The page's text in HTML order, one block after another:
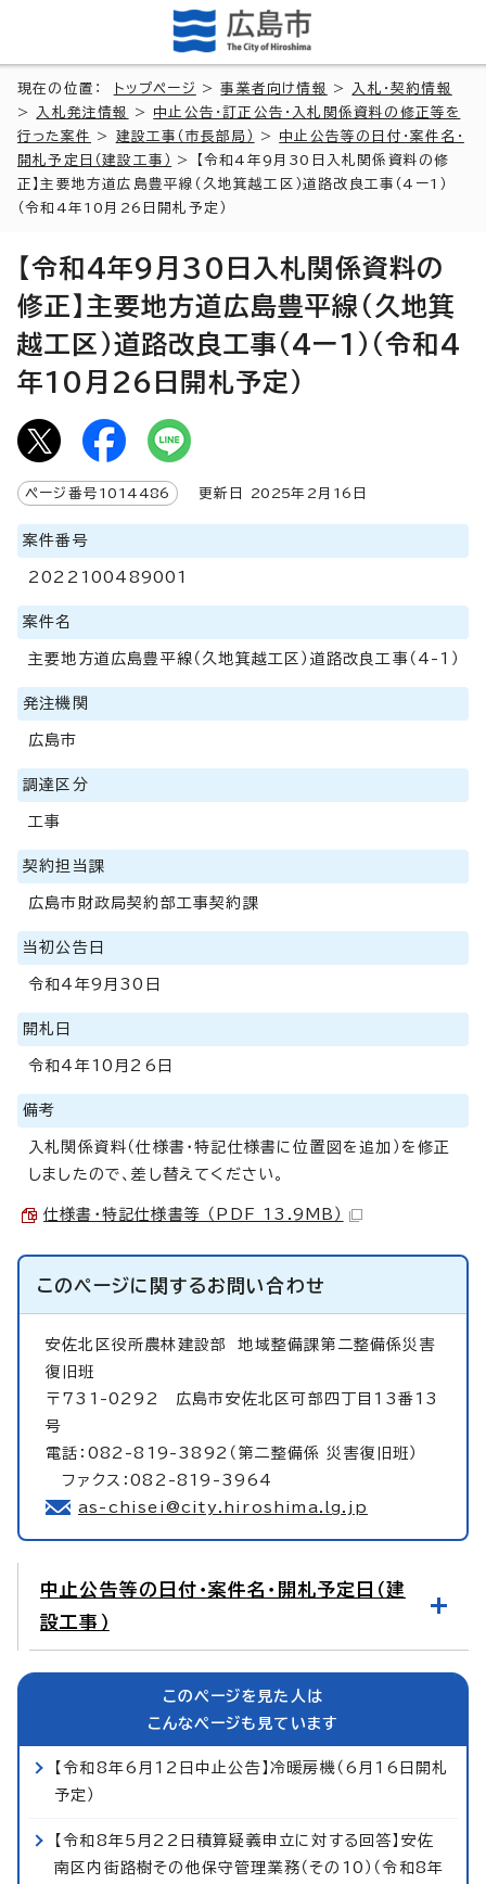
現在の位置： トップページ >事業者向け情報 >
入札・契約情報
>
入札発注情報 > 中止公告・訂正公告・入札関係資料の修正等を
行った案件
> 建設工事（市長部局） > 中止公告等の日付・案件名・
開札予定日（建設工事）
> 【令和4年9月30日入札関係資料の修
正】主要地方道広島豊平線（久地箕越工区）道路改良工事（4ー1）
（令和4年10月26日開札予定）
【令和4年9月30日入札関係資料の
修正】主要地方道広島豊平線（久地箕
越工区）道路改良工事（4ー1）（令和4
年10月26日開札予定）
ページ番号 1014486 更新日 2025年2月 16 日
案件番号
2022100489001
案件名
主要地方道広島豊平線（久地箕越工区）道路改良工事（4-1）
発注機関
広島市
調達区分
工事
契約担当課
広島市財政局契約部工事契約課
当初公告日
令和4年9月30日
開札日
令和4年10月26日
備考
入札関係資料（仕様書・特記仕様書に位置図を追加）を修正
しましたので、差し替えてください。
仕様書・特記仕様書等 （PDF 13.9MB）
このページに関するお問い合わせ
安佐北区役所農林建設部地域整備課第二整備係災害
復旧班
〒731-0292 広島市安佐北区可部四丁目13番13
号
電話：082-819-3892（第二整備係 災害復旧班）
ファクス：082-819-3964
as-chisei@city.hiroshima.lg.jp
中止公告等の日付・案件名・開札予定日（建
設工事）
このページを見た人は
こんなページも見ています
【令和8年6月12日中止公告】冷暖房機（6月16日開札
予定）
【令和8年5月22日積算疑義申立に対する回答】安佐
南区内街路樹その他保守管理業務（その10）（令和8年